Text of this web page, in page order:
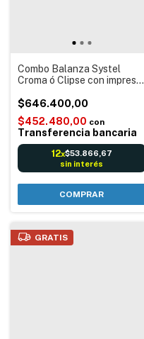
Combo Balanza Systel
Croma ó Clipse con impresor
TEC 002 + 50 Rollos
térmicos 57x30m
$646.400,00
$452.480,00 con
Transferencia bancaria
12x$53.866,67
sin interés
COMPRAR
GRATIS